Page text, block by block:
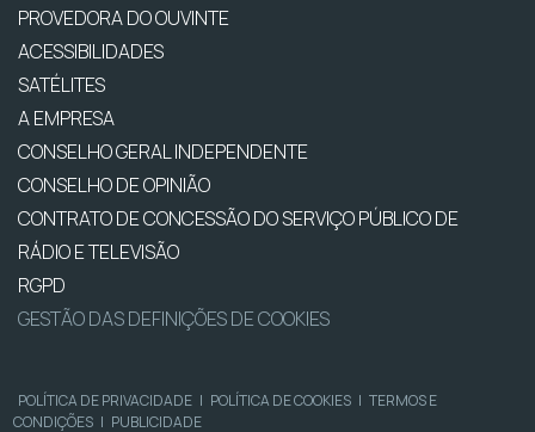
PROVEDORA DO OUVINTE
ACESSIBILIDADES
SATÉLITES
A EMPRESA
CONSELHO GERAL INDEPENDENTE
CONSELHO DE OPINIÃO
CONTRATO DE CONCESSÃO DO SERVIÇO PÚBLICO DE
RÁDIO E TELEVISÃO
RGPD
GESTÃO DAS DEFINIÇÕES DE COOKIES
POLÍTICA DE PRIVACIDADE | POLÍTICA DE COOKIES | TERMOS E
CONDIÇÕES | PUBLICIDADE